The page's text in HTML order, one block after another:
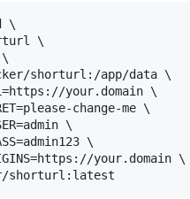
\
\
shorturl:/app/data \
your.domain \
change-me \
\
\
your.domain \
shorturl:latest